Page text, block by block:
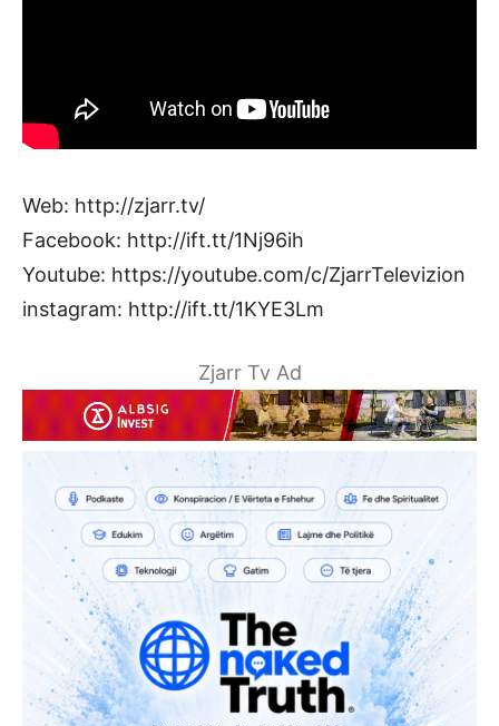
Web: http://zjarr.tv/
Facebook: http://ift.tt/1Nj96ih
Youtube: https://youtube.com/c/ZjarrTelevizion
instagram: http://ift.tt/1KYE3Lm
Zjarr Tv Ad